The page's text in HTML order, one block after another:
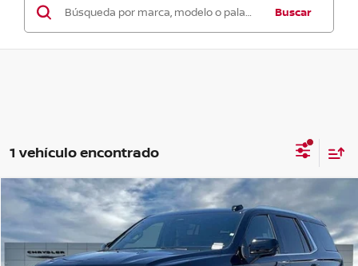
Buscar
1 vehículo encontrado
2025Chevrolet TahoeLT
Baja de precio
VIN:1GNS6NRD4SR269666Valores:R8272Modelo:CK10706
$54,947
PRECIO
Comparar vehículo